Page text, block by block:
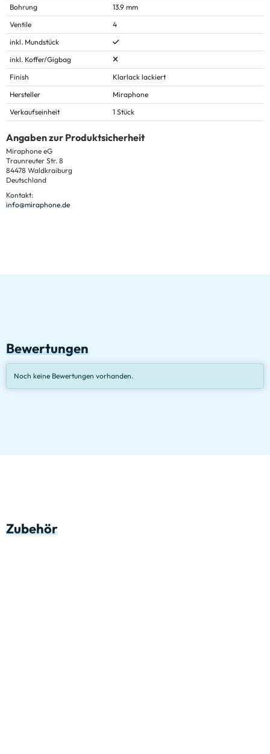
Bohrung
13.9 mm
Ventile
4
inkl. Mundstück
inkl. Koffer/Gigbag
Finish
Klarlack lackiert
Hersteller
Miraphone
Verkaufseinheit
1 Stück
Angaben zur Produktsicherheit
Miraphone eG
Traunreuter Str. 8
84478 Waldkraiburg
Deutschland
Kontakt:
info@miraphone.de
Bewertungen
Noch keine Bewertungen vorhanden.
Zubehör